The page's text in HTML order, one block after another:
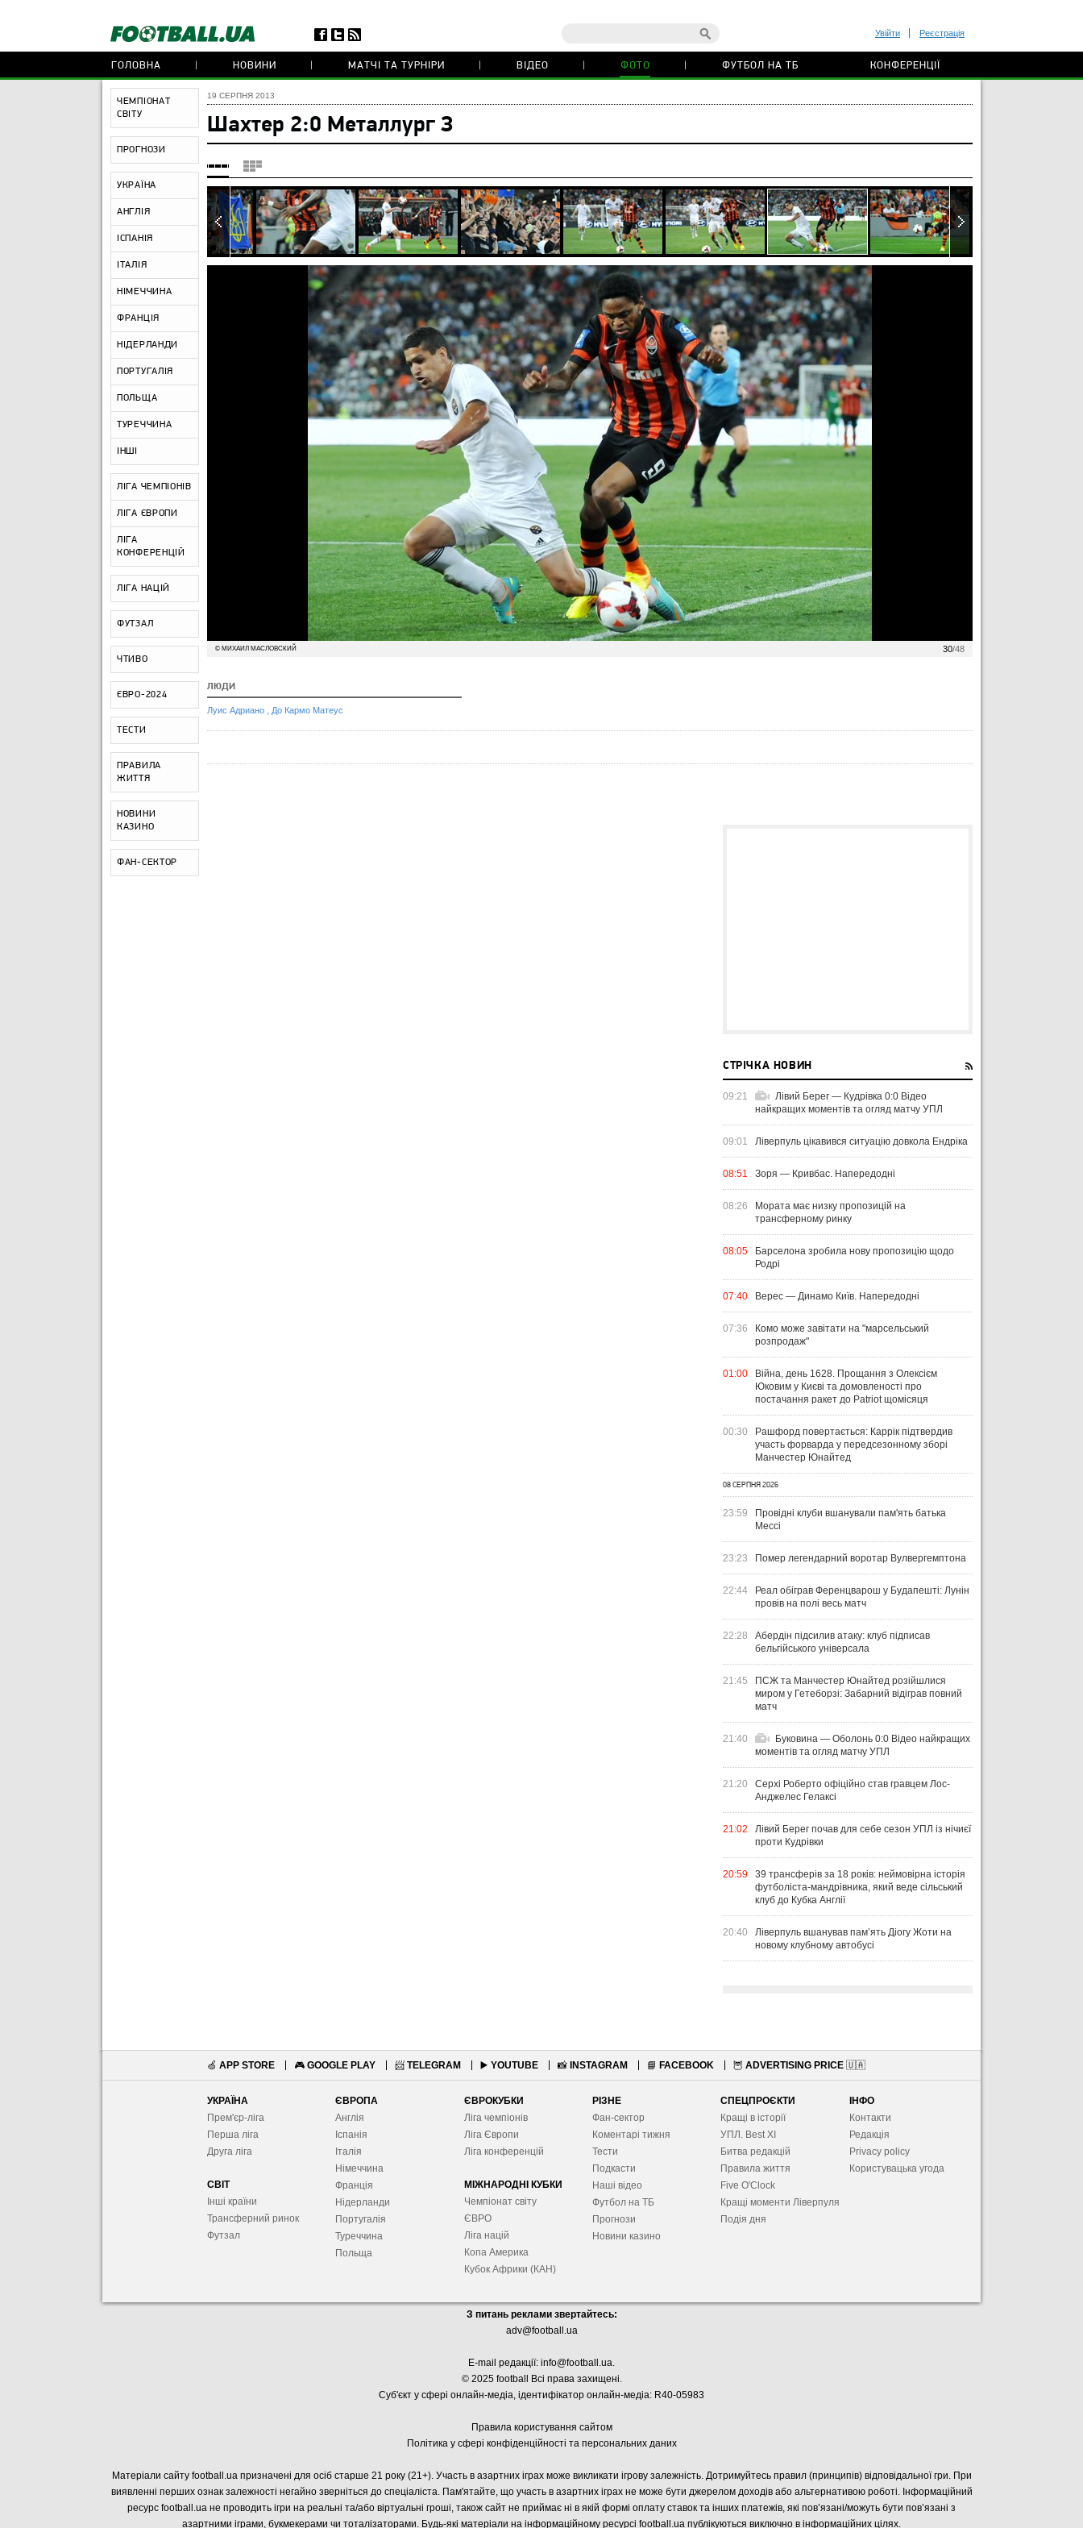
Увійти Реєстрація
ГОЛОВНА НОВИНИ МАТЧІ ТА ТУРНІРИ ВІДЕО ФОТО ФУТБОЛ НА ТБ КОНФЕРЕНЦІЇ
ЧЕМПІОНАТ
СВІТУ
ПРОГНОЗИ
УКРАЇНА
АНГЛІЯ
ІСПАНІЯ
ІТАЛІЯ
НІМЕЧЧИНА
ФРАНЦІЯ
НІДЕРЛАНДИ
ПОРТУГАЛІЯ
ПОЛЬЩА
ТУРЕЧЧИНА
ІНШІ
ЛІГА ЧЕМПІОНІВ
ЛІГА ЄВРОПИ
ЛІГА
КОНФЕРЕНЦІЙ
ЛІГА НАЦІЙ
ФУТЗАЛ
ЧТИВО
ЄВРО-2024
ТЕСТИ
ПРАВИЛА
ЖИТТЯ
НОВИНИ
КАЗИНО
ФАН-СЕКТОР
19 СЕРПНЯ 2013
Шахтер 2:0 Металлург З
30/48
© МИХАИЛ МАСЛОВСКИЙ
ЛЮДИ
Луис Адриано , До Кармо Матеус
СТРІЧКА НОВИН
09:21
Лівий Берег — Кудрівка 0:0 Відео
найкращих моментів та огляд матчу УПЛ
09:01 Ліверпуль цікавився ситуацію довкола Ендріка
08:51 Зоря — Кривбас. Напередодні
08:26
Мората має низку пропозицій на
трансферному ринку
08:05
Барселона зробила нову пропозицію щодо
Родрі
07:40 Верес — Динамо Київ. Напередодні
07:36
Комо може завітати на "марсельський
розпродаж"
01:00
Війна, день 1628. Прощання з Олексієм
Юковим у Києві та домовленості про
постачання ракет до Patriot щомісяця
00:30
Рашфорд повертається: Каррік підтвердив
участь форварда у передсезонному зборі
Манчестер Юнайтед
08 СЕРПНЯ 2026
23:59
Провідні клуби вшанували пам'ять батька
Мессі
23:23 Помер легендарний воротар Вулвергемптона
22:44
Реал обіграв Ференцварош у Будапешті: Лунін
провів на полі весь матч
22:28
Абердін підсилив атаку: клуб підписав
бельгійського універсала
21:45
ПСЖ та Манчестер Юнайтед розійшлися
миром у Гетеборзі: Забарний відіграв повний
матч
21:40
Буковина — Оболонь 0:0 Відео найкращих
моментів та огляд матчу УПЛ
21:20
Серхі Роберто офіційно став гравцем Лос-
Анджелес Гелаксі
21:02
Лівий Берег почав для себе сезон УПЛ із нічиєї
проти Кудрівки
20:59
39 трансферів за 18 років: неймовірна історія
футболіста-мандрівника, який веде сільський
клуб до Кубка Англії
20:40
Ліверпуль вшанував пам’ять Діогу Жоти на
новому клубному автобусі
🍏 APP STORE 🎮 GOOGLE PLAY 📨 TELEGRAM ▶️ YOUTUBE 📸 INSTAGRAM 📘 FACEBOOK 🦉 ADVERTISING PRICE 🇺🇦
УКРАЇНА
Прем'єр-ліга
Перша ліга
Друга ліга
СВІТ
Інші країни
Трансферний ринок
Футзал
ЄВРОПА
Англія
Іспанія
Італія
Німеччина
Франція
Нідерланди
Португалія
Туреччина
Польща
ЄВРОКУБКИ
Ліга чемпіонів
Ліга Європи
Ліга конференцій
МІЖНАРОДНІ КУБКИ
Чемпіонат світу
ЄВРО
Ліга націй
Копа Америка
Кубок Африки (КАН)
РІЗНЕ
Фан-сектор
Коментарі тижня
Тести
Подкасти
Наші відео
Футбол на ТБ
Прогнози
Новини казино
СПЕЦПРОЄКТИ
Кращі в історії
УПЛ. Best XІ
Битва редакцій
Правила життя
Five O'Clock
Кращі моменти Ліверпуля
Подія дня
ІНФО
Контакти
Редакція
Privacy policy
Користувацька угода
З питань реклами звертайтесь:
adv@football.ua
E-mail редакції: info@football.ua.
© 2025 football Всі права захищені.
Суб'єкт у сфері онлайн-медіа, ідентифікатор онлайн-медіа: R40-05983
Правила користування сайтом
Політика у сфері конфіденційності та персональних даних
Матеріали сайту football.ua призначені для осіб старше 21 року (21+). Участь в азартних іграх може викликати ігрову залежність. Дотримуйтесь правил (принципів) відповідальної гри. При
виявленні перших ознак залежності негайно зверніться до спеціаліста. Пам'ятайте, що участь в азартних іграх не може бути джерелом доходів або альтернативою роботі. Інформаційний
ресурс football.ua не проводить ігри на реальні та/або віртуальні гроші, також сайт не приймає ні в якій формі оплату ставок та інших платежів, які пов’язані/можуть бути пов’язані з
азартними іграми, букмекерами чи тоталізаторами. Будь-які матеріали на інформаційному ресурсі football.ua публікуються виключно в інформаційних цілях.